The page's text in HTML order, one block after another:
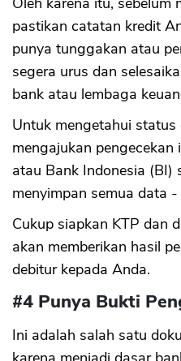
pastikan catatan kredit
punya tunggakan atau
segera urus dan
bank atau lembaga
Untuk mengetahui
mengajukan pengecekan
atau Bank Indonesia (BI)
menyimpan semua data
Cukup siapkan KTP dan
akan memberikan hasil
debitur kepada Anda.
#4 Punya Bukti
Ini adalah salah satu